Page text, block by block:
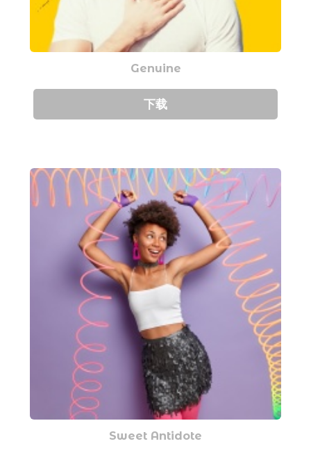
Genuine
下载
Sweet Antidote